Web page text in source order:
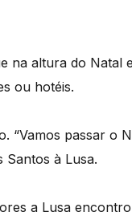
na altura do Natal
ou hotéis.
“Vamos passar o
Santos à Lusa.
a Lusa